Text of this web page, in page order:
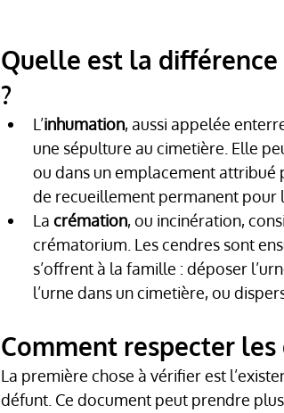
Quelle est la
?
L’inhumation, aussi appelée
une sépulture au cimetière. Elle
ou dans un emplacement attribué
de recueillement permanent pour
La crémation, ou incinération,
crématorium. Les cendres sont
s’offrent à la famille : déposer
l’urne dans un cimetière, ou
Comment respecter
La première chose à vérifier est
défunt. Ce document peut prendre